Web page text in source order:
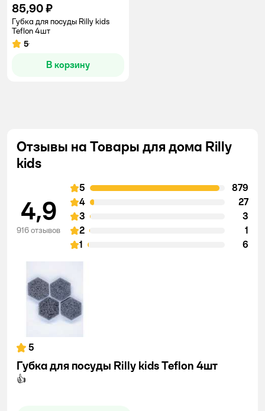
85,90 ₽
Губка для посуды Rilly kids
Teflon 4шт
Рейтинг:
5
В корзину
Отзывы на Товары для дома Rilly
kids
4,9
916 отзывов
5
879
4
27
3
3
2
1
1
6
5
Губка для посуды Rilly kids Teflon 4шт
👍